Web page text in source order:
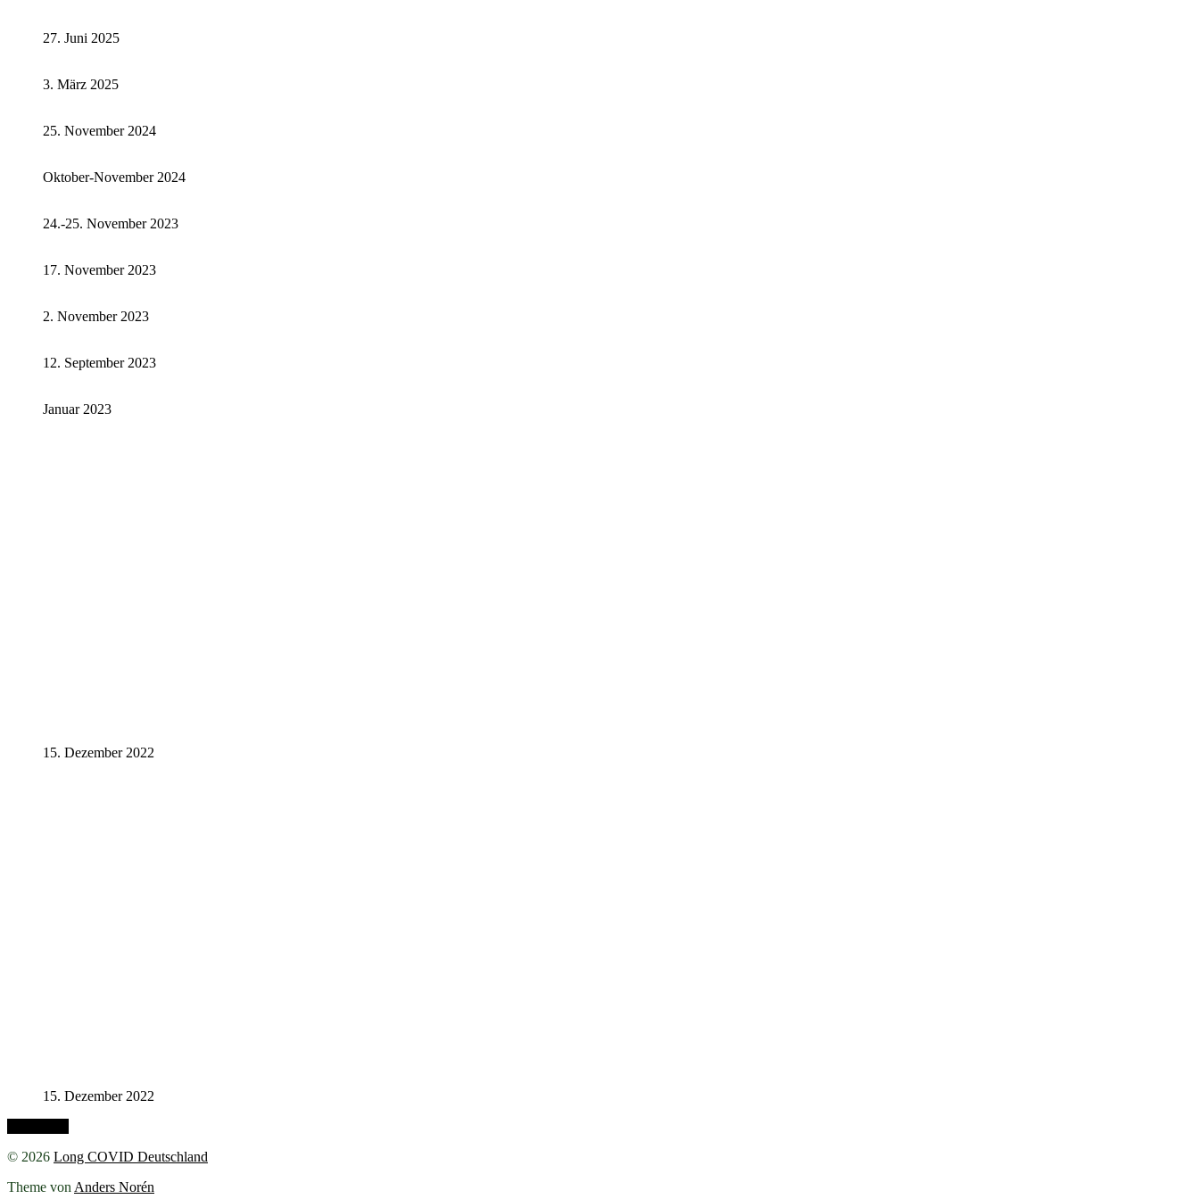
27. Juni 2025
3. März 2025
25. November 2024
Oktober-November 2024
24.-25. November 2023
17. November 2023
2. November 2023
12. September 2023
Januar 2023
15. Dezember 2022
15. Dezember 2022
© 2026 Long COVID Deutschland
Theme von Anders Norén